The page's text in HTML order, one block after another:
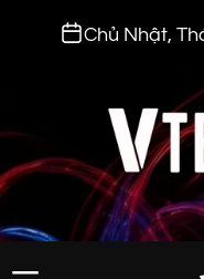
t
o
c
o
Chủ Nhật,
v